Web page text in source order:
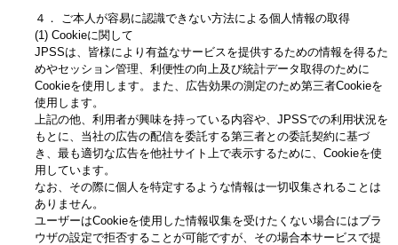
４． ご本人が容易に認識できない方法による個人情報の取得
(1) Cookieに関して
JPSSは、皆様により有益なサービスを提供するための情報を得るた
めやセッション管理、利便性の向上及び統計データ取得のために
Cookieを使用します。また、広告効果の測定のため第三者Cookieを
使用します。
上記の他、利用者が興味を持っている内容や、JPSSでの利用状況を
もとに、当社の広告の配信を委託する第三者との委託契約に基づ
き、最も適切な広告を他社サイト上で表示するために、Cookieを使
用しています。
なお、その際に個人を特定するような情報は一切収集されることは
ありません。
ユーザーはCookieを使用した情報収集を受けたくない場合にはブラ
ウザの設定で拒否することが可能ですが、その場合本サービスで提